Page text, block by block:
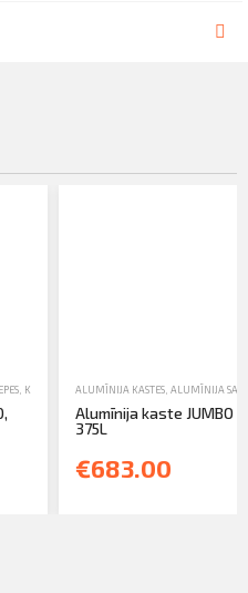
KASTES UN TORŅI,JAUNA TEHNIKA
ALUMĪNIJA KASTES, ALUMĪNIJA
Alumīnija kaste JUMBO
375L
€683.00